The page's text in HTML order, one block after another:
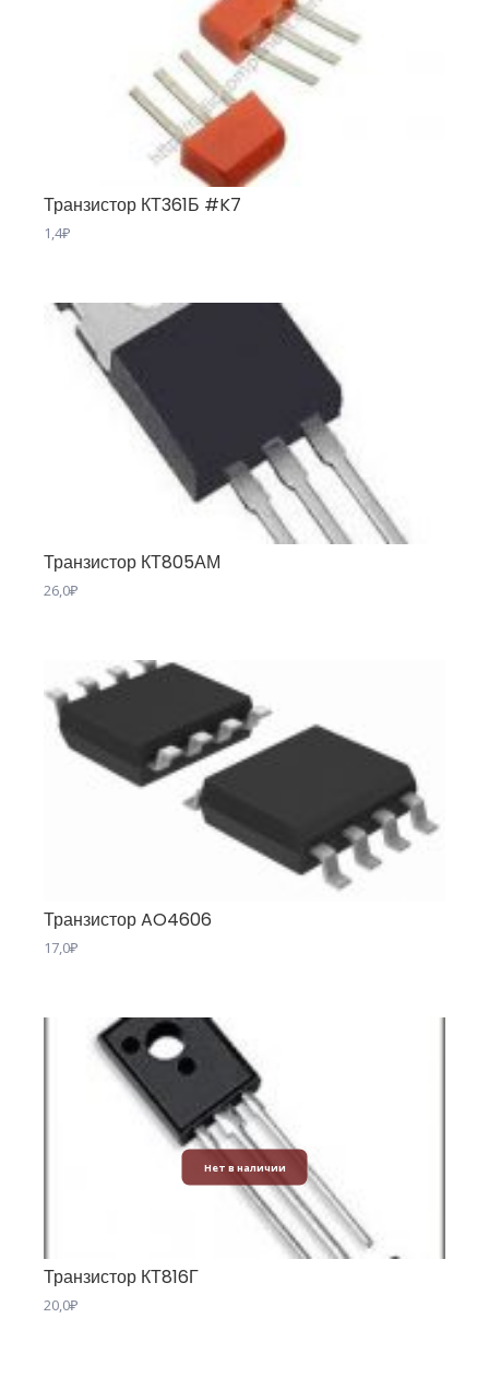
Транзистор КТ361Б #K7
1,4₽
Транзистор КТ805АМ
26,0₽
Транзистор AO4606
17,0₽
Нет в наличии
Транзистор КТ816Г
20,0₽